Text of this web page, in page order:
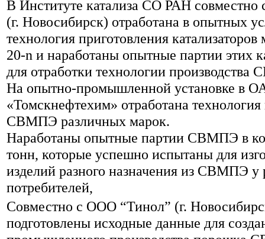
В Институте катализа СО РАН
(г. Новосибирск) отработана в опытных
технология приготовления
20-n и наработаны опытные партии этих
для отработки технологии
На опытно-промышленной установке в
«Томскнефтехим» отработана технология
СВМПЭ различных марок.
Наработаны опытные партии СВМПЭ в
тонн, которые успешно испытаны для
изделий разного назначения из СВМПЭ у
потребителей,
Совместно с ООО “Тинол” (г.
подготовлены исходные данные для